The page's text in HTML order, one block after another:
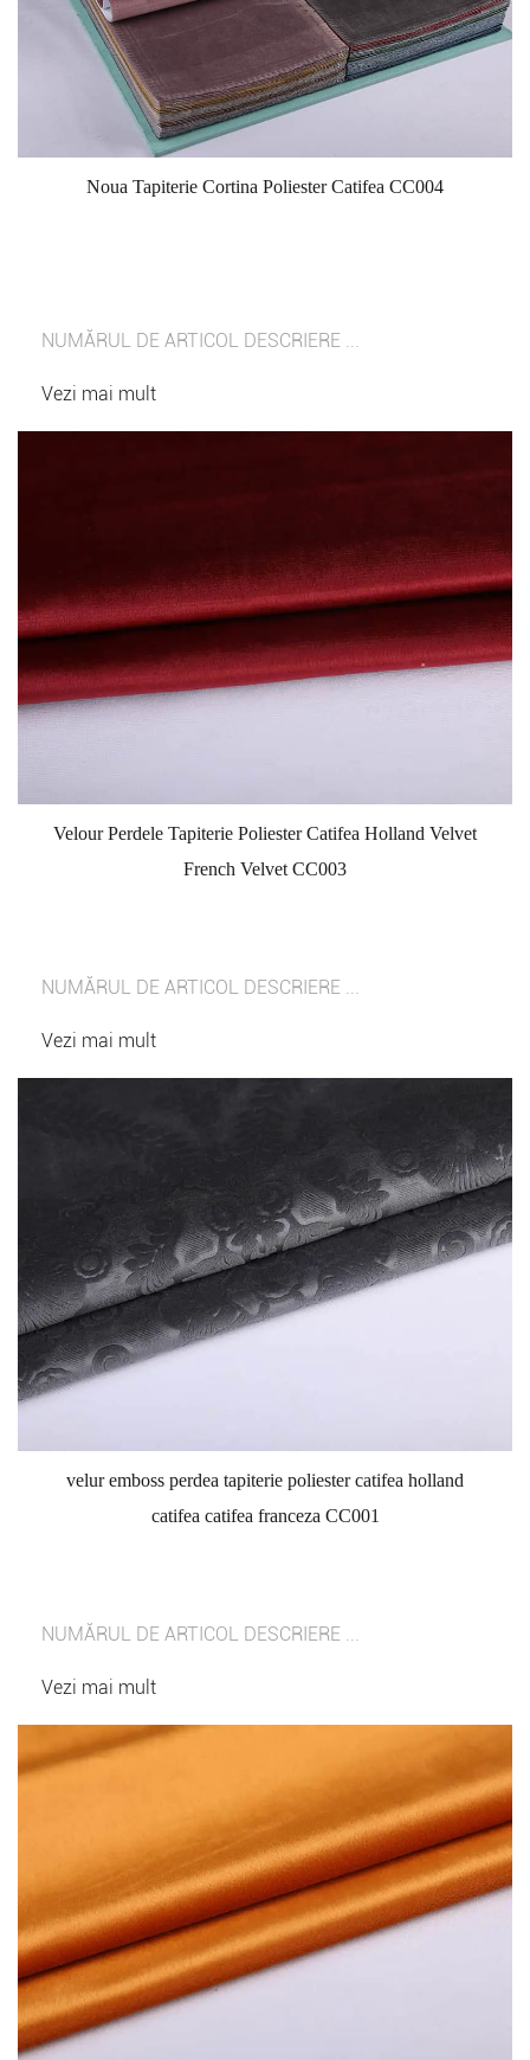
Noua Tapiterie Cortina Poliester Catifea CC004
NUMĂRUL DE ARTICOL DESCRIERE ...
Vezi mai mult
Velour Perdele Tapiterie Poliester Catifea Holland Velvet
French Velvet CC003
NUMĂRUL DE ARTICOL DESCRIERE ...
Vezi mai mult
velur emboss perdea tapiterie poliester catifea holland
catifea catifea franceza CC001
NUMĂRUL DE ARTICOL DESCRIERE ...
Vezi mai mult